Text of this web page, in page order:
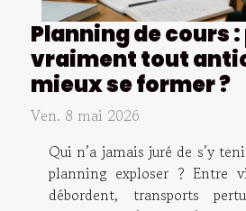
Planning de cours
vraiment tout
mieux se former ?
Ven. 8 mai 2026
Qui n’a jamais juré de s’y
planning exploser ? Entre
débordent, transports